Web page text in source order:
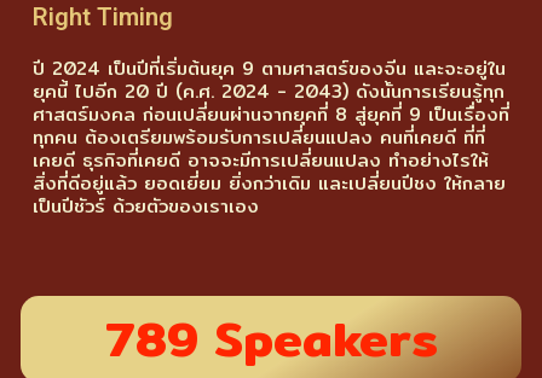
Right Timing
ปี 2024 เป็นปีที่เริ่มต้นยุค 9 ตามศาสตร์ของจีน และจะอยู่ใน
ยุคนี้ ไปอีก 20 ปี (ค.ศ. 2024 - 2043) ดังนั้นการเรียนรู้ทุก
ศาสตร์มงคล ก่อนเปลี่ยนผ่านจากยุคที่ 8 สู่ยุคที่ 9 เป็นเรื่องที่
ทุกคน ต้องเตรียมพร้อมรับการเปลี่ยนแปลง คนที่เคยดี ที่ที่
เคยดี ธุรกิจที่เคยดี อาจจะมีการเปลี่ยนแปลง ทำอย่างไรให้
สิ่งที่ดีอยู่แล้ว ยอดเยี่ยม ยิ่งกว่าเดิม และเปลี่ยนปีชง ให้กลาย
เป็นปีชัวร์ ด้วยตัวของเราเอง
789 Speakers